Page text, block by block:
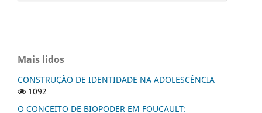
Mais lidos
CONSTRUÇÃO DE IDENTIDADE NA ADOLESCÊNCIA
1092
O CONCEITO DE BIOPODER EM FOUCAULT: